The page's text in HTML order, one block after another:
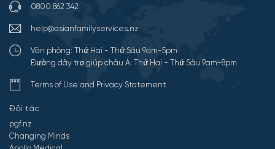
0800 862 342
help@asianfamilyservices.nz
Văn phòng: Thứ Hai - Thứ Sáu 9am-5pm
Đường dây trợ giúp châu Á: Thứ Hai - Thứ Sáu 9am-8pm
Terms of Use and Privacy Statement
Đối tác
pgf.nz
Changing Minds